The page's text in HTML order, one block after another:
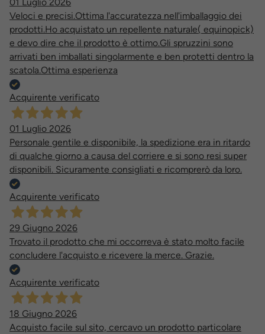
Veloci e precisi.Ottima l'accuratezza nell'imballaggio dei
prodotti.Ho acquistato un repellente naturale( equinopick)
e devo dire che il prodotto è ottimo.Gli spruzzini sono
arrivati ben imballati singolarmente e ben protetti dentro la
scatola.Ottima esperienza
Acquirente verificato
01 Luglio 2026
Personale gentile e disponibile, la spedizione era in ritardo
di qualche giorno a causa del corriere e si sono resi super
disponibili. Sicuramente consigliati e ricomprerò da loro.
Acquirente verificato
29 Giugno 2026
Trovato il prodotto che mi occorreva è stato molto facile
concludere l'acquisto e ricevere la merce. Grazie.
Acquirente verificato
18 Giugno 2026
Acquisto facile sul sito, cercavo un prodotto particolare